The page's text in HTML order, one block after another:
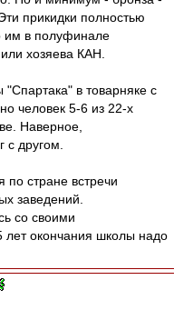
прикидки полностью
им в полуфинале
хозяева КАН.
"Спартака" в товарняке с
человек 5-6 из 22-х
Наверное,
с другом.
стране встречи
заведений.
со своими
лет окончания школы надо